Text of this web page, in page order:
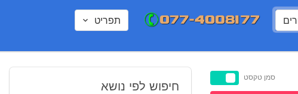
תפריט
סמן טקסט
חיפוש לפי נושא